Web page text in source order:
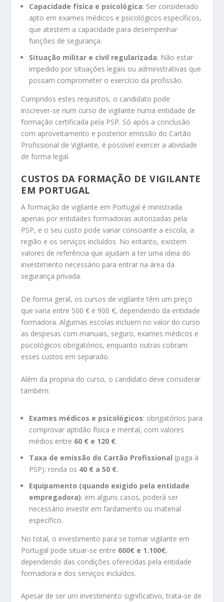
Capacidade física e psicológica: Ser considerado
apto em exames médicos e psicológicos específicos,
que atestem a capacidade para desempenhar
funções de segurança.
Situação militar e civil regularizada: Não estar
impedido por situações legais ou administrativas que
possam comprometer o exercício da profissão.
Cumpridos estes requisitos, o candidato pode
inscrever-se num curso de vigilante numa entidade de
formação certificada pela PSP. Só após a conclusão
com aproveitamento e posterior emissão do Cartão
Profissional de Vigilante, é possível exercer a atividade
de forma legal.
CUSTOS DA FORMAÇÃO DE VIGILANTE
EM PORTUGAL
A formação de vigilante em Portugal é ministrada
apenas por entidades formadoras autorizadas pela
PSP, e o seu custo pode variar consoante a escola, a
região e os serviços incluídos. No entanto, existem
valores de referência que ajudam a ter uma ideia do
investimento necessário para entrar na área da
segurança privada.
De forma geral, os cursos de vigilante têm um preço
que varia entre 500 € e 900 €, dependendo da entidade
formadora. Algumas escolas incluem no valor do curso
as despesas com manuais, seguro, exames médicos e
psicológicos obrigatórios, enquanto outras cobram
esses custos em separado.
Além da propina do curso, o candidato deve considerar
também:
Exames médicos e psicológicos: obrigatórios para
comprovar aptidão física e mental, com valores
médios entre 60 € e 120 €.
Taxa de emissão do Cartão Profissional (paga à
PSP): ronda os 40 € a 50 €.
Equipamento (quando exigido pela entidade
empregadora): em alguns casos, poderá ser
necessário investir em fardamento ou material
específico.
No total, o investimento para se tornar vigilante em
Portugal pode situar-se entre 600€ e 1.100€,
dependendo das condições oferecidas pela entidade
formadora e dos serviços incluídos.
Apesar de ser um investimento significativo, trata-se de